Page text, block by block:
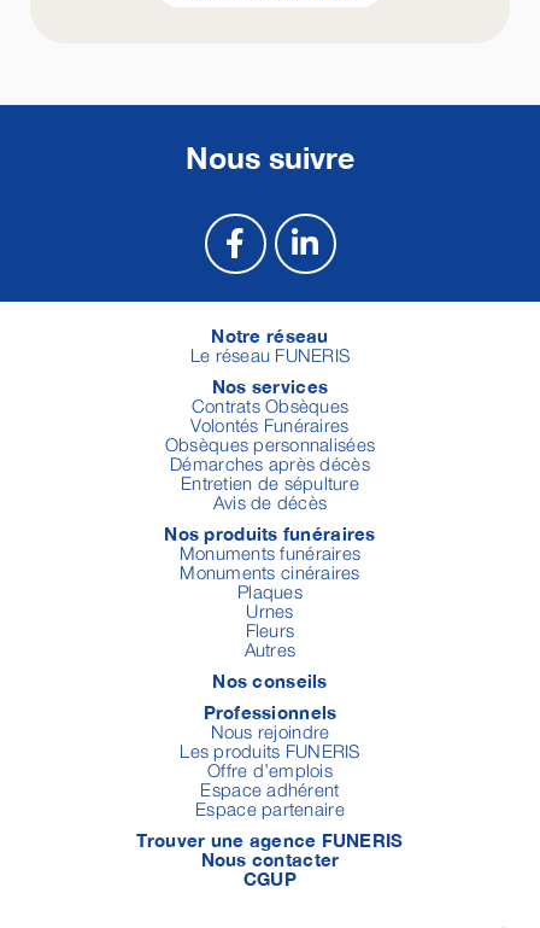
Nous suivre
Notre réseau
Le réseau FUNERIS
Nos services
Contrats Obsèques
Volontés Funéraires
Obsèques personnalisées
Démarches après décès
Entretien de sépulture
Avis de décès
Nos produits funéraires
Monuments funéraires
Monuments cinéraires
Plaques
Urnes
Fleurs
Autres
Nos conseils
Professionnels
Nous rejoindre
Les produits FUNERIS
Offre d’emplois
Espace adhérent
Espace partenaire
Trouver une agence FUNERIS
Nous contacter
CGUP